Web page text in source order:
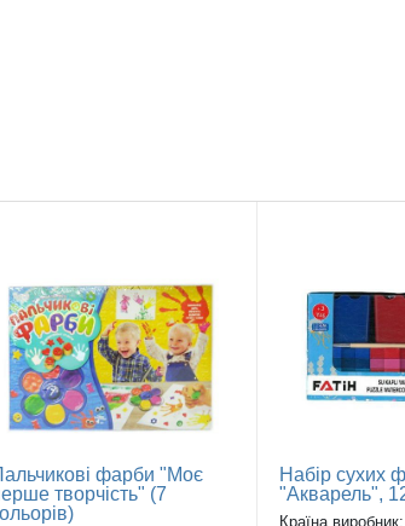
фарби "Моє
творчість" (7
Набір сухих
"Акварель",
Країна виробник: